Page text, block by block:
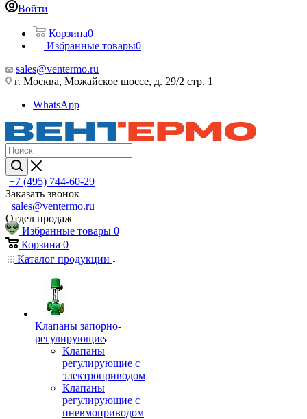
Войти
Корзина0
Избранные товары0
sales@ventermo.ru
г. Москва, Можайское шоссе, д. 29/2 стр. 1
WhatsApp
+7 (495) 744-60-29
Заказать звонок
sales@ventermo.ru
Отдел продаж
Избранные товары 0
Корзина 0
Каталог продукции
Клапаны запорно-
регулирующие
Клапаны
регулирующие с
электроприводом
Клапаны
регулирующие с
пневмоприводом